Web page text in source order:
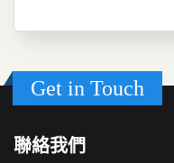
Get in Touch
聯絡我們